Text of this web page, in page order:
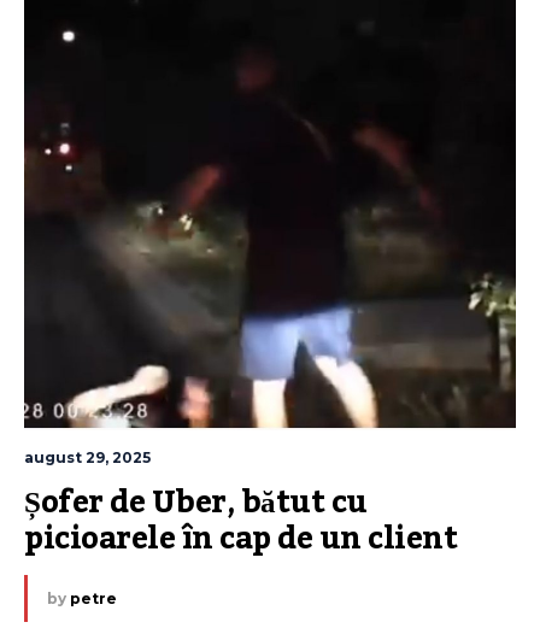
august 29, 2025
Șofer de Uber, bătut cu
picioarele în cap de un client
by petre